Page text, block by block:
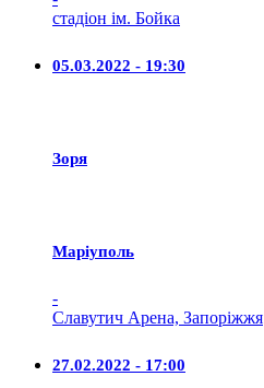
стадіон ім. Бойка
05.03.2022 - 19:30
Зоря
Маріуполь
-
Славутич Арена, Запоріжжя
27.02.2022 - 17:00